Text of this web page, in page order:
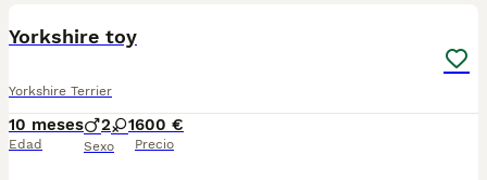
Yorkshire toy
Yorkshire Terrier
10 meses
Edad
2 1
Sexo
600 €
Precio